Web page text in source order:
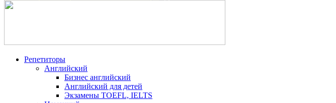
Репетиторы
Английский
Бизнес английский
Английский для детей
Экзамены TOEFL, IELTS